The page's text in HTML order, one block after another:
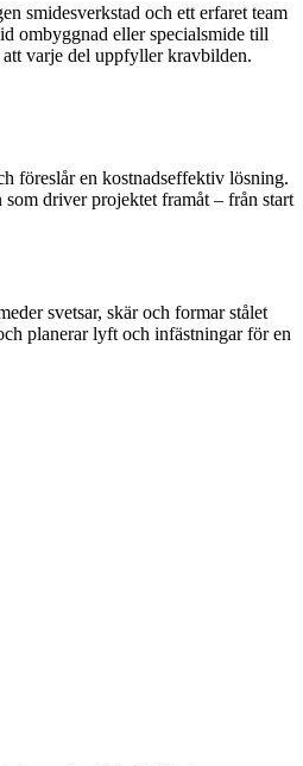
smidesverkstad och ett erfaret team
ombyggnad eller specialsmide till
varje del uppfyller kravbilden.
föreslår en kostnadseffektiv lösning.
driver projektet framåt – från start
svetsar, skär och formar stålet
planerar lyft och infästningar för en